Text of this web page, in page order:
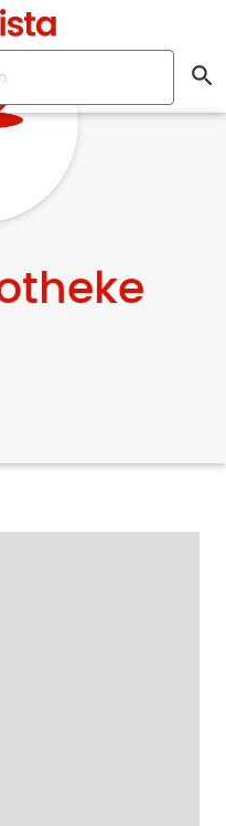
search